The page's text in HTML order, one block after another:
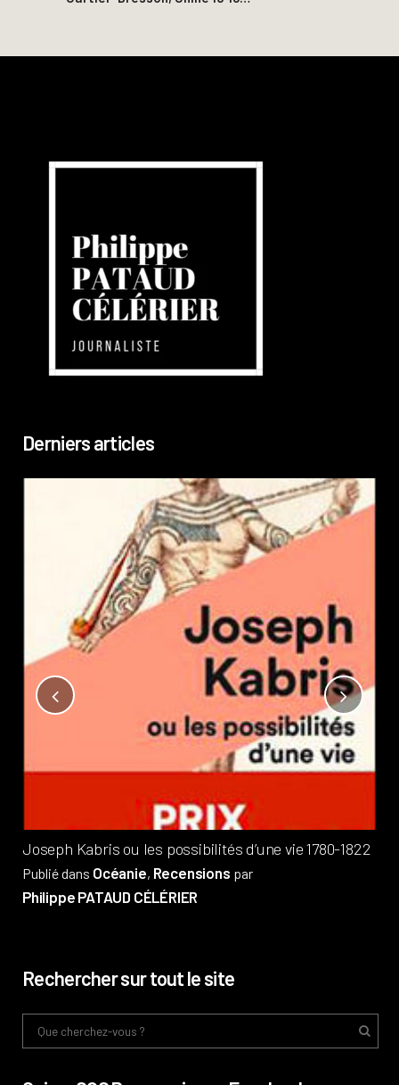
Derniers articles
Joseph Kabris ou les possibilités d’une vie 1780-1822
Publié dans Océanie, Recensions par
Philippe PATAUD CÉLÉRIER
Rechercher sur tout le site